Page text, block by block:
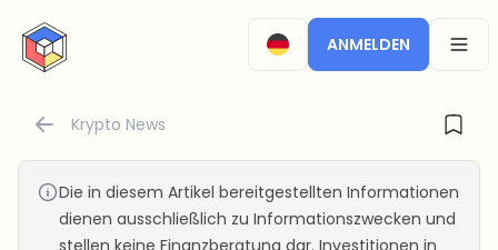
CryptoTicker
ANMELDEN
Krypto News
Die in diesem Artikel bereitgestellten Informationen
dienen ausschließlich zu Informationszwecken und
stellen keine Finanzberatung dar. Investitionen in